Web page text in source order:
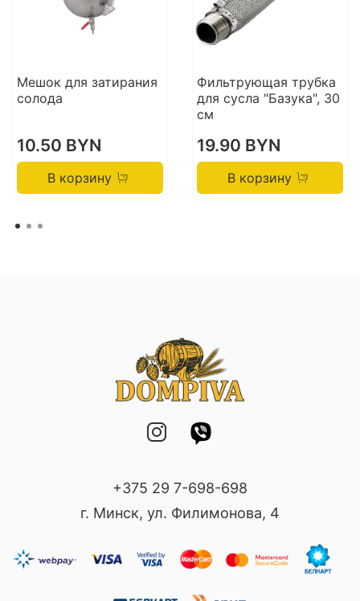
Мешок для затирания
солода
10.50 BYN
В корзину
Фильтрующая трубка
для сусла "Базука", 30
см
19.90 BYN
В корзину
+375 29 7-698-698
г. Минск, ул. Филимонова, 4